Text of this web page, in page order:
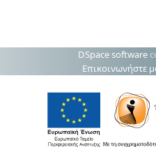
DSpace software
Επικοινωνήστε